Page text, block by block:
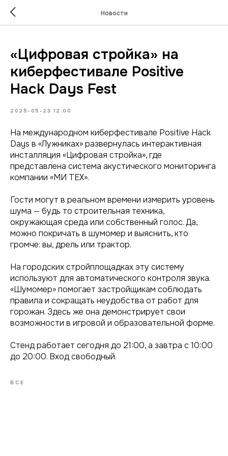
Новости
«Цифровая стройка» на
киберфестивале Positive
Hack Days Fest
2025-05-23 12:00
На международном киберфестивале Positive Hack
Days в «Лужниках» развернулась интерактивная
инсталляция «Цифровая стройка», где
представлена система акустического мониторинга
компании «МИ ТЕХ».
Гости могут в реальном времени измерить уровень
шума — будь то строительная техника,
окружающая среда или собственный голос. Да,
можно покричать в шумомер и выяснить, кто
громче: вы, дрель или трактор.
На городских стройплощадках эту систему
используют для автоматического контроля звука.
«Шумомер» помогает застройщикам соблюдать
правила и сокращать неудобства от работ для
горожан. Здесь же она демонстрирует свои
возможности в игровой и образовательной форме.
Стенд работает сегодня до 21:00, а завтра с 10:00
до 20:00. Вход свободный.
ВСЕ